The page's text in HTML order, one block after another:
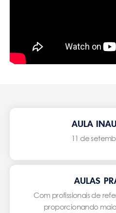
AULA
11 de
AULAS
Com profissionais de
proporcionando